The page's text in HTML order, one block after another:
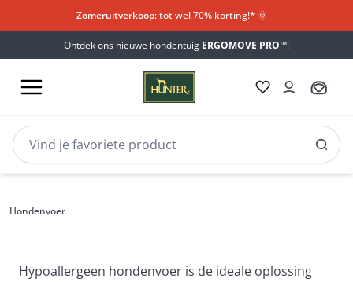
Zomeruitverkoop: tot wel 70% korting!*​ 🌞
Ontdek ons nieuwe hondentuig ERGOMOVE PRO™!
Hondenvoer
Hondenvoer
Hondenvoer
Hypoallergeen hondenvoer is de ideale oplossing